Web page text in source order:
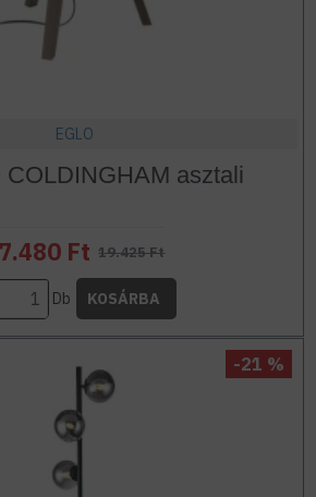
EGLO
asztali
Ft 19.425 Ft
Db KOSÁRBA
-21 %